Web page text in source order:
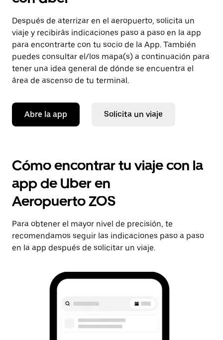
Después de aterrizar en el aeropuerto, solicita un
viaje y recibirás indicaciones paso a paso en la app
para encontrarte con tu socio de la App. También
puedes consultar el/los mapa(s) a continuación para
tener una idea general de dónde se encuentra el
área de ascenso de tu terminal.
Abre la app Solicita un viaje
Cómo encontrar tu viaje con la
app de Uber en
Aeropuerto ZOS
Para obtener el mayor nivel de precisión, te
recomendamos seguir las indicaciones paso a paso
en la app después de solicitar un viaje.